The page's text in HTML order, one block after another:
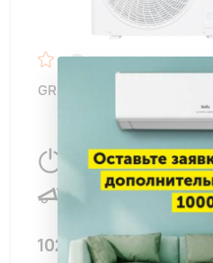
GREE GWH09AVCXB-
2700 Вт
19 дБ
102 550 ₽